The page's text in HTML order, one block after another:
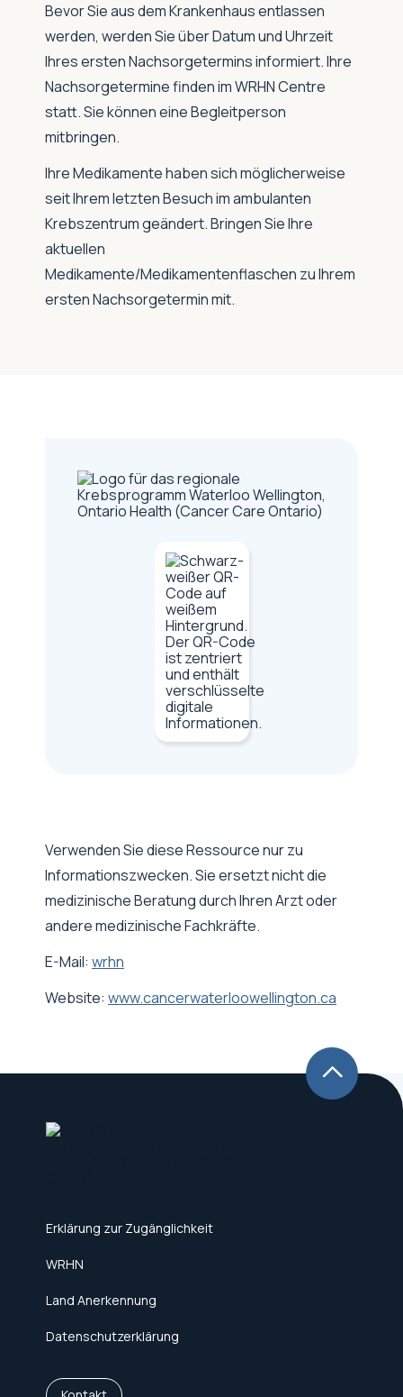
Bevor Sie aus dem Krankenhaus entlassen
werden, werden Sie über Datum und Uhrzeit
Ihres ersten Nachsorgetermins informiert. Ihre
Nachsorgetermine finden im WRHN Centre
statt. Sie können eine Begleitperson
mitbringen.
Ihre Medikamente haben sich möglicherweise
seit Ihrem letzten Besuch im ambulanten
Krebszentrum geändert. Bringen Sie Ihre
aktuellen
Medikamente/Medikamentenflaschen zu Ihrem
ersten Nachsorgetermin mit.
Verwenden Sie diese Ressource nur zu
Informationszwecken. Sie ersetzt nicht die
medizinische Beratung durch Ihren Arzt oder
andere medizinische Fachkräfte.
E-Mail: wrhn
Website: www.cancerwaterloowellington.ca
Erklärung zur Zugänglichkeit
WRHN
Land Anerkennung
Datenschutzerklärung